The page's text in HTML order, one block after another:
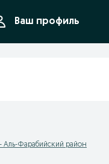
Ваш профиль
Аль-Фарабийский район